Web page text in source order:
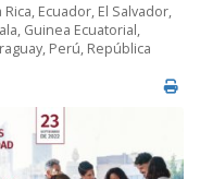
Rica, Ecuador, El Salvador,
, Guinea Ecuatorial,
, Perú, República